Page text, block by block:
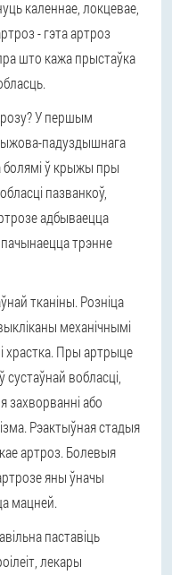
каленнае, локцевае,
- гэта артроз
што кажа прыстаўка
У першым
падуздышнага
болямі ў крыжы пры
пазванкоў,
адбываецца
пачынаецца трэнне
тканіны. Розніца
механічнымі
храстка. Пры артрыце
вобласці,
або
Рэактыўная стадыя
артроз. Болевыя
яны ўначы
мацней.
паставіць
лекары